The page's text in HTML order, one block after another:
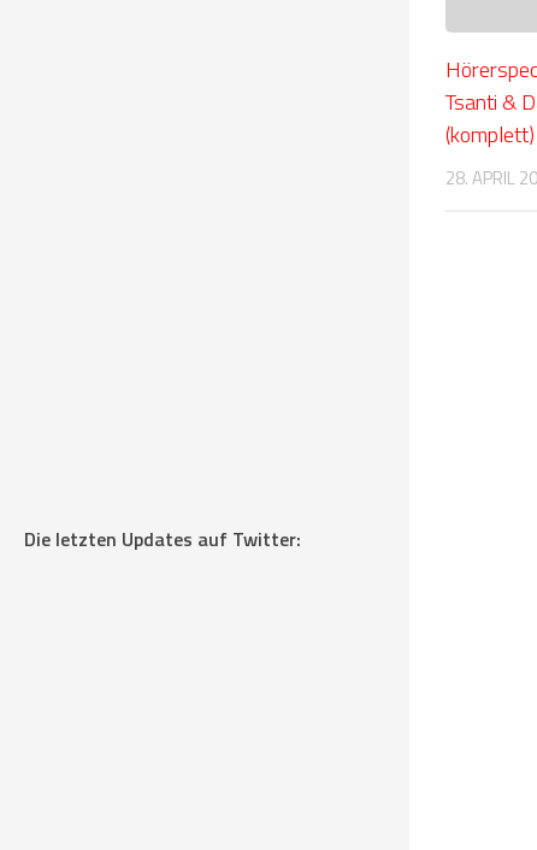
Tsanti &
(komplett)
28. APRIL
Die letzten Updates auf Twitter: